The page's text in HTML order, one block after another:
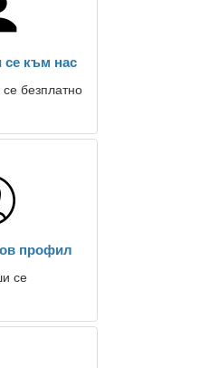
към нас
се безплатно
профил
се